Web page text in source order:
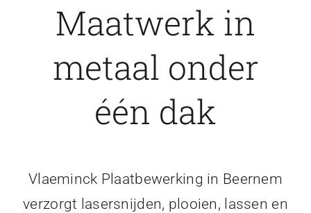
Maatwerk in
metaal onder
één dak
Vlaeminck Plaatbewerking in Beernem
verzorgt lasersnijden, plooien, lassen en